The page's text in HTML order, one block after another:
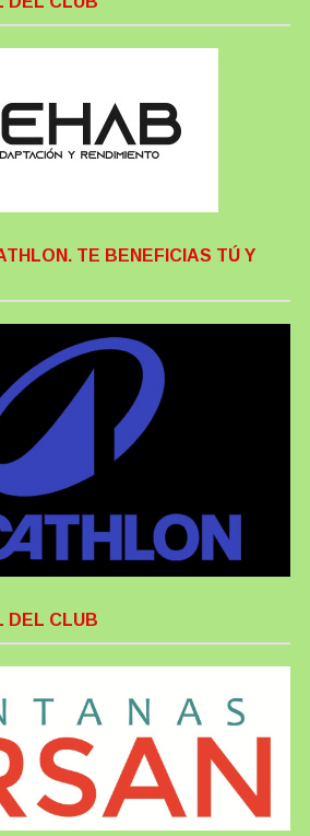
TE BENEFICIAS TÚ Y
DEL CLUB